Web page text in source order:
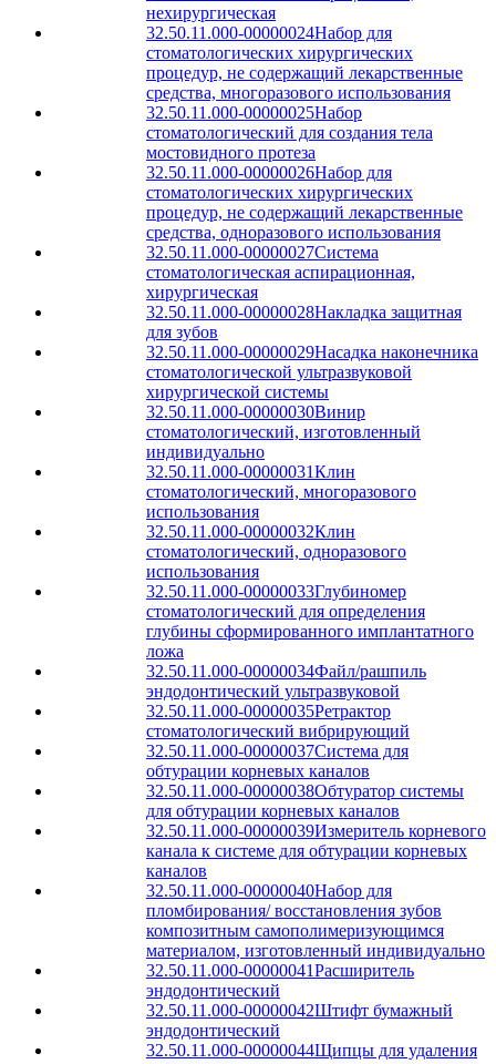
нехирургическая
32.50.11.000-00000024Набор для
стоматологических хирургических
процедур, не содержащий лекарственные
средства, многоразового использования
32.50.11.000-00000025Набор
стоматологический для создания тела
мостовидного протеза
32.50.11.000-00000026Набор для
стоматологических хирургических
процедур, не содержащий лекарственные
средства, одноразового использования
32.50.11.000-00000027Система
стоматологическая аспирационная,
хирургическая
32.50.11.000-00000028Накладка защитная
для зубов
32.50.11.000-00000029Насадка наконечника
стоматологической ультразвуковой
хирургической системы
32.50.11.000-00000030Винир
стоматологический, изготовленный
индивидуально
32.50.11.000-00000031Клин
стоматологический, многоразового
использования
32.50.11.000-00000032Клин
стоматологический, одноразового
использования
32.50.11.000-00000033Глубиномер
стоматологический для определения
глубины сформированного имплантатного
ложа
32.50.11.000-00000034Файл/рашпиль
эндодонтический ультразвуковой
32.50.11.000-00000035Ретрактор
стоматологический вибрирующий
32.50.11.000-00000037Система для
обтурации корневых каналов
32.50.11.000-00000038Обтуратор системы
для обтурации корневых каналов
32.50.11.000-00000039Измеритель корневого
канала к системе для обтурации корневых
каналов
32.50.11.000-00000040Набор для
пломбирования/ восстановления зубов
композитным самополимеризующимся
материалом, изготовленный индивидуально
32.50.11.000-00000041Расширитель
эндодонтический
32.50.11.000-00000042Штифт бумажный
эндодонтический
32.50.11.000-00000044Щипцы для удаления